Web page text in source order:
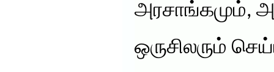
அரசாங்கமும்,
ஒருசிலரும்